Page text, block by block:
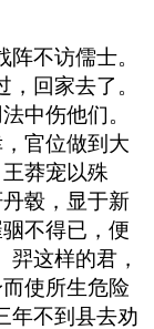
不访儒士。
回家去了。
中伤他们。
官位做到大
莽宠以殊
毂，显于新
不得已，便
羿这样的君，
使所生危险
年不到县去劝